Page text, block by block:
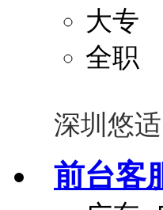
大专
全职
深圳悠
前台客